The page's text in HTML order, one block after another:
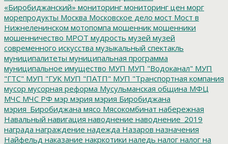
«Биробиджанский» мониторинг мониторинг цен морг
морепродукты Москва Московское дело мост Мост в
Нижнеленинском мотопомпа мошенник мошенники
мошенничество МРОТ мудрость музей музей
современного искусства музыкальный спектакль
муниципалитеты муниципальная программа
муниципальное имущество МУП МУП "Водоканал" МУП
"ГТС" МУП "ГУК МУП "ПАТП" МУП "Транспортная компания
мусор мусорная реформа Мусульманская община МФЦ
МЧС МЧС РФ мэр мэрия мэрия Биробиджана
мэрия_Биробиджана мясо Мясокомбинат набережная
Навальный навигация наводнение наводнение_2019
награда награждение надежда Назаров назначения
Найфельд наказание накркотики наледь налог налог на